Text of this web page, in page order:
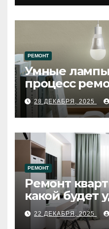
РЕМОНТ
Умные
процесс
28 ДЕКАБРЯ, 2025
РЕМОНТ
Ремонт
какой будет
22 ДЕКАБРЯ, 2025